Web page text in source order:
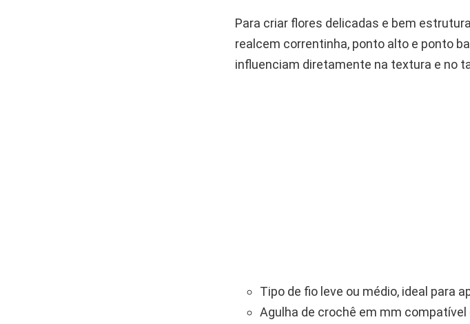
Para criar flores delicadas e bem
realcem correntinha, ponto alto e ponto
influenciam diretamente na textura e no
Tipo de fio leve ou médio, ideal para
Agulha de crochê em mm